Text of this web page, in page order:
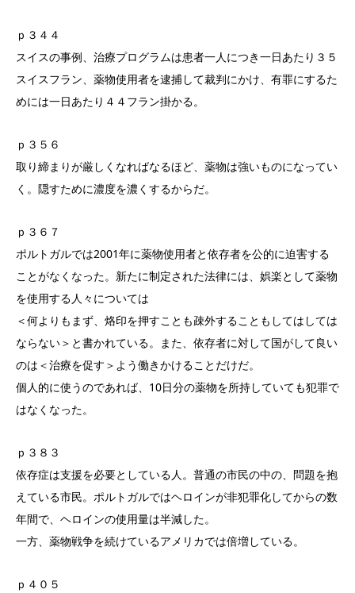
ｐ３４４
スイスの事例、治療プログラムは患者一人につき一日あたり３５
スイスフラン、薬物使用者を逮捕して裁判にかけ、有罪にするた
めには一日あたり４４フラン掛かる。
ｐ３５６
取り締まりが厳しくなればなるほど、薬物は強いものになってい
く。隠すために濃度を濃くするからだ。
ｐ３６７
ポルトガルでは2001年に薬物使用者と依存者を公的に迫害する
ことがなくなった。新たに制定された法律には、娯楽として薬物
を使用する人々については
＜何よりもまず、烙印を押すことも疎外することもしてはしては
ならない＞と書かれている。また、依存者に対して国がして良い
のは＜治療を促す＞よう働きかけることだけだ。
個人的に使うのであれば、10日分の薬物を所持していても犯罪で
はなくなった。
ｐ３８３
依存症は支援を必要としている人。普通の市民の中の、問題を抱
えている市民。ポルトガルではヘロインが非犯罪化してからの数
年間で、ヘロインの使用量は半減した。
一方、薬物戦争を続けているアメリカでは倍増している。
ｐ４０５